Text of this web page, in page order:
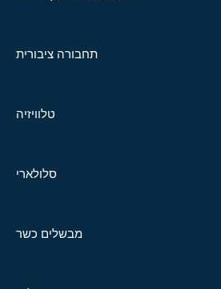
תחבורה ציבורית
טלוויזיה
סלולארי
מבשלים כשר